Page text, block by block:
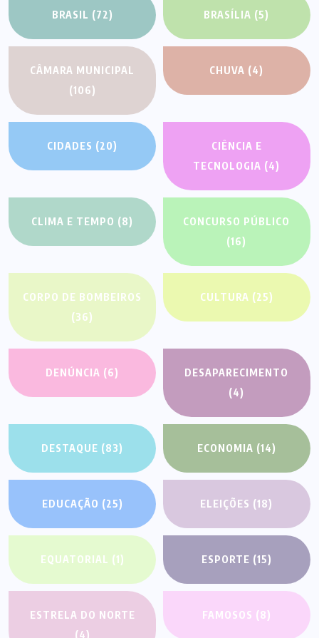
BRASIL (72) BRASÍLIA (5)
CÂMARA MUNICIPAL
(106)
CHUVA (4)
CIDADES (20)
CIÊNCIA E
TECNOLOGIA (4)
CLIMA E TEMPO (8)
CONCURSO PÚBLICO
(16)
CORPO DE BOMBEIROS
(36)
CULTURA (25)
DENÚNCIA (6)
DESAPARECIMENTO
(4)
DESTAQUE (83) ECONOMIA (14)
EDUCAÇÃO (25) ELEIÇÕES (18)
EQUATORIAL (1) ESPORTE (15)
ESTRELA DO NORTE
(4)
FAMOSOS (8)